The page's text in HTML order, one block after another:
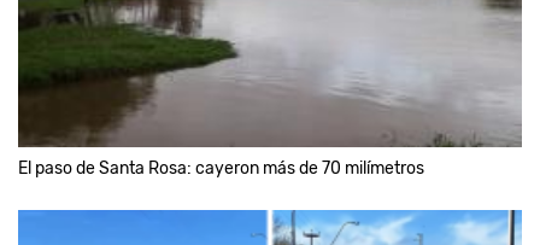
El paso de Santa Rosa: cayeron más de 70 milímetros